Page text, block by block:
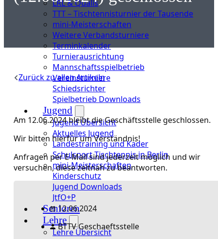
LRL & Qualis
TTT – Tischtennisturnier der Tausende
mini-Meisterschaften
Weitere Verbandsturniere
Terminkalender
Turnierausrichtung
Mannschaftsspielbetrieb
Vereinsturniere
Schiedsrichter
Spielbetrieb Downloads
Jugend
Jugend Übersicht
Aktuelles Jugend
Landestraining und Kader
Schulsport Tischtennis in Berlin
mini-Meisterschaften
Kinderschutz
Jugend Downloads
JtfO+P
Senioren
Lehre
Lehre Übersicht
Zurück zu allen Artikeln
Am 12.06.2024 bleibt die Geschäftsstelle geschlossen.
Wir bitten hierfür um Verständnis!
Anfragen per E-Mail sind jederzeit möglich und wir
versuchen, diese zeitnah zu beantworten.
12.06.2024
BTTV Geschaeftsstelle